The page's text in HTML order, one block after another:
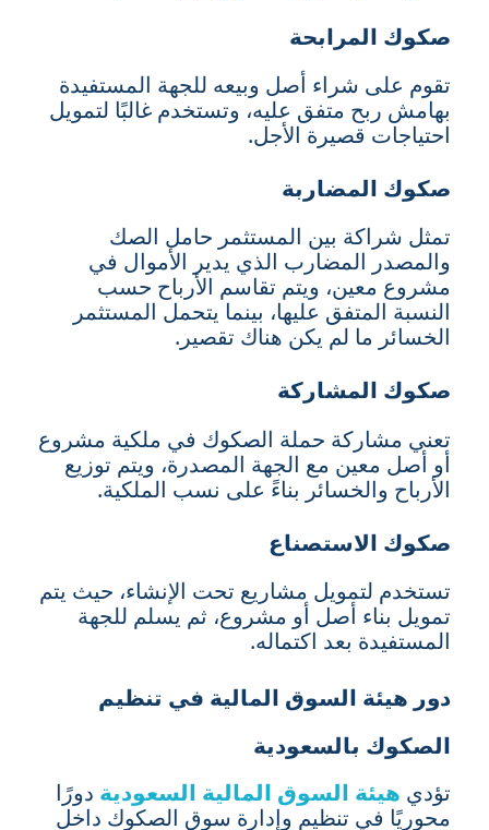
صكوك المرابحة
تقوم على شراء أصل وبيعه للجهة المستفيدة
بهامش ربح متفق عليه، وتستخدم غالبًا لتمويل
احتياجات قصيرة الأجل.
صكوك المضاربة
تمثل شراكة بين المستثمر حامل الصك
والمصدر المضارب الذي يدير الأموال في
مشروع معين، ويتم تقاسم الأرباح حسب
النسبة المتفق عليها، بينما يتحمل المستثمر
الخسائر ما لم يكن هناك تقصير.
صكوك المشاركة
تعني مشاركة حملة الصكوك في ملكية مشروع
أو أصل معين مع الجهة المصدرة، ويتم توزيع
الأرباح والخسائر بناءً على نسب الملكية.
صكوك الاستصناع
تستخدم لتمويل مشاريع تحت الإنشاء، حيث يتم
تمويل بناء أصل أو مشروع، ثم يسلم للجهة
المستفيدة بعد اكتماله.
دور هيئة السوق المالية في تنظيم
الصكوك بالسعودية
تؤدي هيئة السوق المالية السعودية دورًا
محوريًا في تنظيم وإدارة سوق الصكوك داخل